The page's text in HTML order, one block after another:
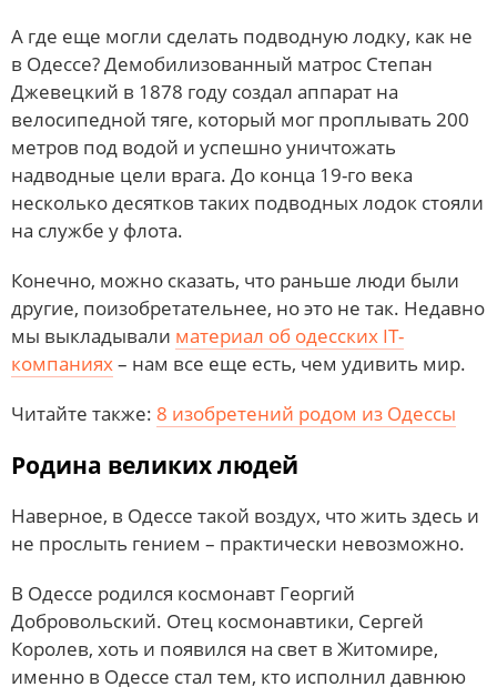
А где еще могли сделать подводную лодку, как не
в Одессе? Демобилизованный матрос Степан
Джевецкий в 1878 году создал аппарат на
велосипедной тяге, который мог проплывать 200
метров под водой и успешно уничтожать
надводные цели врага. До конца 19-го века
несколько десятков таких подводных лодок стояли
на службе у флота.
Конечно, можно сказать, что раньше люди были
другие, поизобретательнее, но это не так. Недавно
мы выкладывали материал об одесских IT-
компаниях – нам все еще есть, чем удивить мир.
Читайте также: 8 изобретений родом из Одессы
Родина великих людей
Наверное, в Одессе такой воздух, что жить здесь и
не прослыть гением – практически невозможно.
В Одессе родился космонавт Георгий
Добровольский. Отец космонавтики, Сергей
Королев, хоть и появился на свет в Житомире,
именно в Одессе стал тем, кто исполнил давнюю